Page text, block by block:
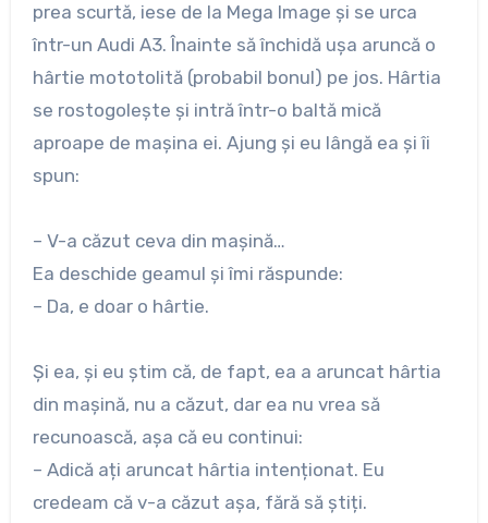
prea scurtă, iese de la Mega Image și se urca
într-un Audi A3. Înainte să închidă ușa aruncă o
hârtie mototolită (probabil bonul) pe jos. Hârtia
se rostogolește și intră într-o baltă mică
aproape de mașina ei. Ajung și eu lângă ea și îi
spun:
– V-a căzut ceva din mașină…
Ea deschide geamul și îmi răspunde:
– Da, e doar o hârtie.
Și ea, și eu știm că, de fapt, ea a aruncat hârtia
din mașină, nu a căzut, dar ea nu vrea să
recunoască, așa că eu continui:
– Adică ați aruncat hârtia intenționat. Eu
credeam că v-a căzut așa, fără să știți.